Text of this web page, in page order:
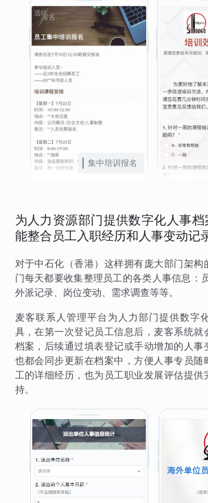
集中培训报名
为人力资源部门提供数字化人事
能整合员工入职经历和人事变动记
对于中石化（香港）这样拥有庞大部门架构
门每天都要收集整理员工的各类人事信息：
外派记录、岗位变动、需求调查等等。
麦客联系人管理平台为人力部门提供数字
具，在第一次登记员工信息后，麦客系统就
档案，后续通过填表登记或手动增加的人事
也都会同步更新在档案中，方便人事专员随
工的详细经历，也为员工职业发展评估提供
持。